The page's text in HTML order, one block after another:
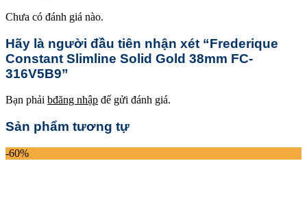
Chưa có đánh giá nào.
Hãy là người đầu tiên nhận xét “Frederique
Constant Slimline Solid Gold 38mm FC-
316V5B9”
Bạn phải bđăng nhập để gửi đánh giá.
Sản phẩm tương tự
-60%